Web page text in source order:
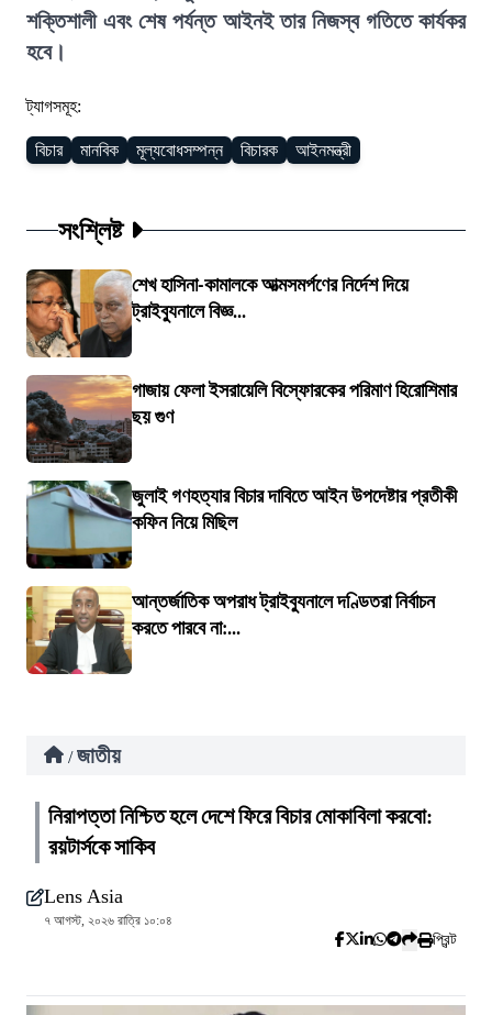
শক্তিশালী এবং শেষ পর্যন্ত আইনই তার নিজস্ব গতিতে কার্যকর
হবে।
ট্যাগসমূহ:
বিচার মানবিক মূল্যবোধসম্পন্ন বিচারক আইনমন্ত্রী
সংশ্লিষ্ট
শেখ হাসিনা-কামালকে আত্মসমর্পণের নির্দেশ দিয়ে
ট্রাইব্যুনালে বিজ্ঞ...
গাজায় ফেলা ইসরায়েলি বিস্ফোরকের পরিমাণ হিরোশিমার
ছয় গুণ
জুলাই গণহত্যার বিচার দাবিতে আইন উপদেষ্টার প্রতীকী
কফিন নিয়ে মিছিল
আন্তর্জাতিক অপরাধ ট্রাইব্যুনালে দণ্ডিতরা নির্বাচন
করতে পারবে না:...
/ জাতীয়
নিরাপত্তা নিশ্চিত হলে দেশে ফিরে বিচার মোকাবিলা করবো:
রয়টার্সকে সাকিব
Lens Asia
৭ আগস্ট, ২০২৬ রাত্রি ১০:০৪
প্রিন্ট